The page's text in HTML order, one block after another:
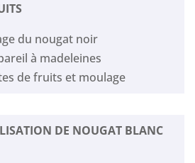
du nougat noir
à madeleines
de fruits et moulage
DE NOUGAT BLANC